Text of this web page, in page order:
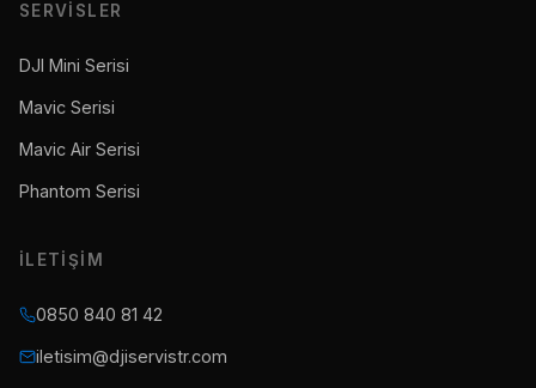
SERVISLER
DJI Mini Serisi
Mavic Serisi
Mavic Air Serisi
Phantom Serisi
İLETIŞIM
0850 840 81 42
iletisim@djiservistr.com